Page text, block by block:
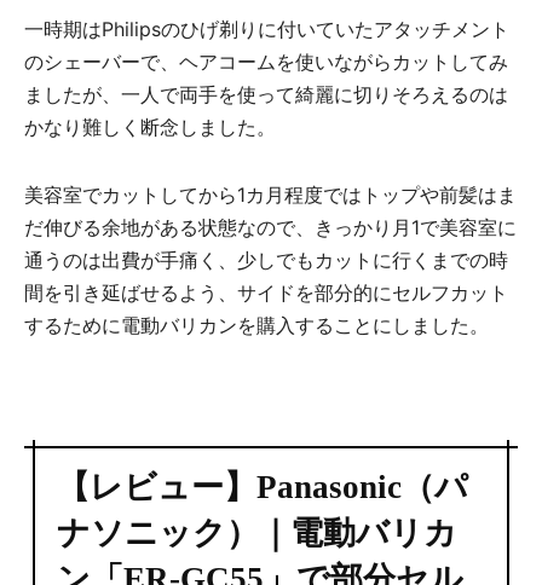
一時期はPhilipsのひげ剃りに付いていたアタッチメント
のシェーバーで、ヘアコームを使いながらカットしてみ
ましたが、一人で両手を使って綺麗に切りそろえるのは
かなり難しく断念しました。
美容室でカットしてから1カ月程度ではトップや前髪はま
だ伸びる余地がある状態なので、きっかり月1で美容室に
通うのは出費が手痛く、少しでもカットに行くまでの時
間を引き延ばせるよう、サイドを部分的にセルフカット
するために電動バリカンを購入することにしました。
【レビュー】Panasonic（パ
ナソニック）｜電動バリカ